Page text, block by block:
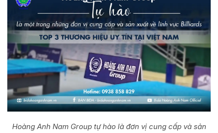
Hoàng Anh Nam Group tự hào là đơn vị cung cấp và sản